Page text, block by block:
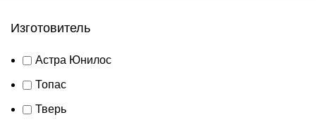
Изготовитель
Астра Юнилос
Топас
Тверь